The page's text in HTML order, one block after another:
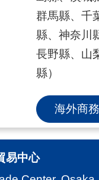
群馬縣、千
縣、神奈川
長野縣、山
縣）
海外商
易中心